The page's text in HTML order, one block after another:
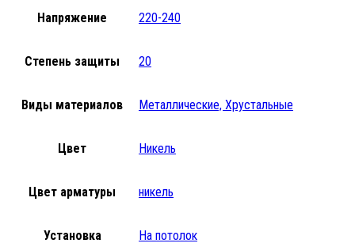
Напряжение 220-240
Степень защиты 20
Виды материалов Металлические, Хрустальные
Цвет Никель
Цвет арматуры никель
Установка На потолок